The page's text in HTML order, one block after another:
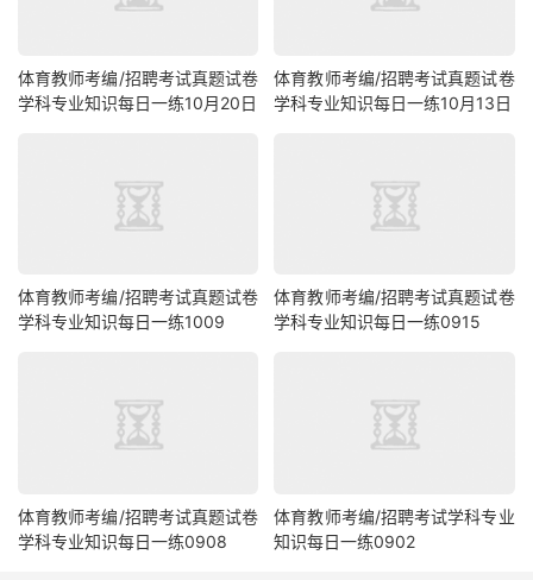
体育教师考编/招聘考试真题试卷
学科专业知识每日一练10月20日
体育教师考编/招聘考试真题试卷
学科专业知识每日一练10月13日
体育教师考编/招聘考试真题试卷
学科专业知识每日一练1009
体育教师考编/招聘考试真题试卷
学科专业知识每日一练0915
体育教师考编/招聘考试真题试卷
学科专业知识每日一练0908
体育教师考编/招聘考试学科专业
知识每日一练0902